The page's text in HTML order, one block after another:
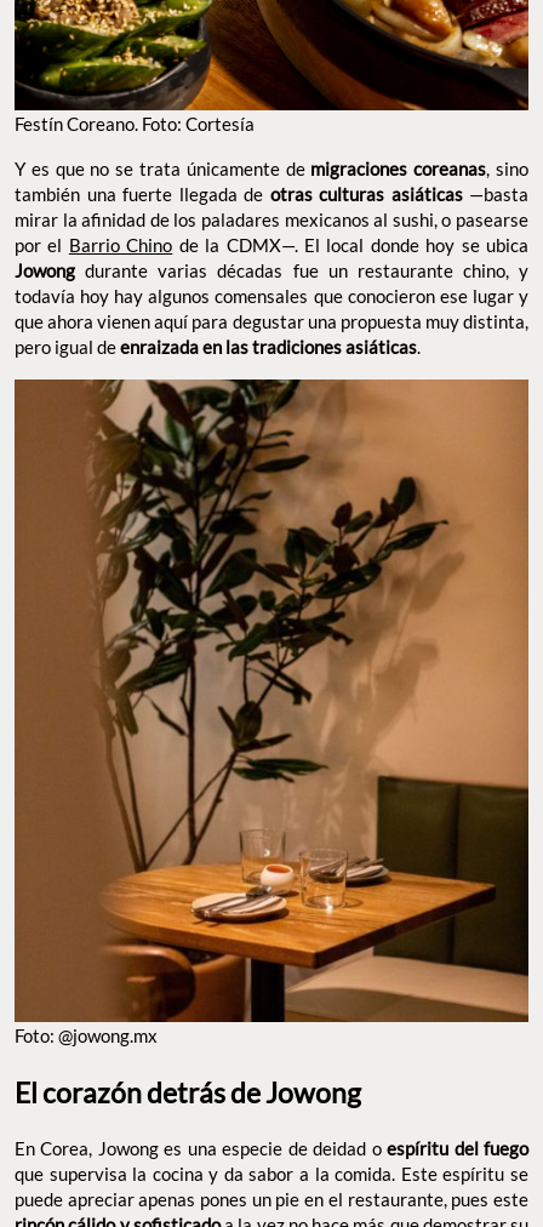
Y es que no se trata únicamente demigraciones coreanas, sino
también una fuerte llegada deotras culturas asiáticas—basta
mirar la afinidad de los paladares mexicanos al sushi, o
pasearse por elBarrio Chinode la CDMX—. El local donde hoy
se ubicaJowongdurante varias décadas fue un restaurante
chino, y todavía hoy hay algunos comensales que conocieron
ese lugar y que ahora vienen aquí para degustar una propuesta
muy distinta, pero igual deenraizada en las tradiciones
asiáticas.
El corazón detrás de Jowong
En Corea, Jowong es una especie de deidad oespíritu del
que supervisa la cocina y da sabor a la comida. Este
espíritu se puede apreciar apenas pones un pie en el
restaurante, pues esterincón cálido y sofisticado a la vez no